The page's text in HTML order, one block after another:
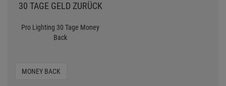
30 TAGE GELD ZURÜCK
Pro Lighting 30 Tage Money
Back
MONEY BACK